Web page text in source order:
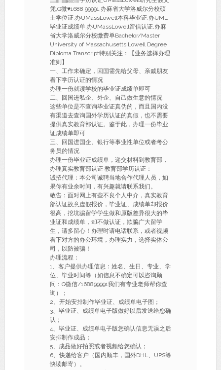
凭,Q微♥1688 99991,办麻省大学洛威尔分校硕
士学位证,办UMassLowell本科毕业证,办UML
毕业证成绩单,办UMassLowell留信认证,办麻
省大学洛威尔分校缴费单Bachelor/Master
University of Massachusetts Lowell Degree
Diploma Transcript特别关注：【业务选择办理
准则】
一、工作未确定，回国需先给父母、亲戚朋友
看下学历认证的情况
办理一份就读学校的毕业证成绩单即可
二、回国进私企、外企、自己做生意的情况
这些单位是不查询毕业证真伪的，而且国内没
有渠道去查询国外学历认证的真假，也不需要
提供真实教育部认证。鉴于此，办理一份毕业
证成绩单即可
三、回国进国企、银行等事业性单位或者考公
务员的情况
办理一份毕业证成绩单，递交材料到教育部，
办理真实教育部认证 教育部学历认证：
诚招代理：本公司诚聘当地合作代理人员，如
果你有业余时间，有兴趣就请联系我们。
敬告：面对网上有些不良个人中介，真实教育
部认证故意虚假报价，毕业证、成绩单却报价
很高，挖坑骗留学学生做和原版差异很大的毕
业证和成绩单，却不做认证，欺骗广大留学
生，请多留心！办理时请电话联系，或者视频
看下对方的办公环境，办理实力，选择实体公
司，以防被骗！
办理流程：
1、客户提供办理信息：姓名、生日、专业、学
位、毕业时间等（如信息不确定可以咨询顾
问：Q微信/168899991我们有专业老师帮你查
询）；
2、开始安排制作毕业证、成绩单电子图；
3、毕业证、成绩单电子版做好以后发送给您确
认；
4、毕业证、成绩单电子版您确认信息无误之后
安排制作成品；
5、成品做好拍照或者视频给您确认；
6、快递给客户（国内顺丰，国外DHL、UPS等
快读邮寄）。